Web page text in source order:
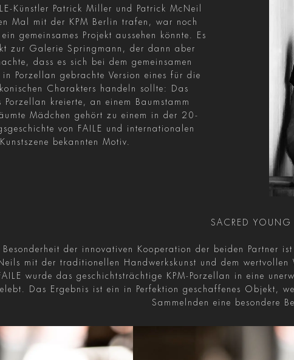
Künstler Patrick Miller und Patrick McNeil
Mal mit der KPM Berlin trafen, war noch
gemeinsames Projekt aussehen könnte. Es
zur Galerie Springmann, der dann aber
dass es sich bei dem gemeinsamen
Porzellan gebrachte Version eines für die
Charakters handeln sollte: Das
kreierte, an einem Baumstamm
Mädchen gehört zu einem in der 20-
von FAILE und internationalen
Kunstszene bekannten Motiv.
SACRED
Besonderheit der innovativen Kooperation der beiden Partner
mit der traditionellen Handwerkskunst und dem
wurde das geschichtsträchtige KPM-Porzellan in eine
Das Ergebnis ist ein in Perfektion geschaffenes Objekt,
Sammelnden eine besondere